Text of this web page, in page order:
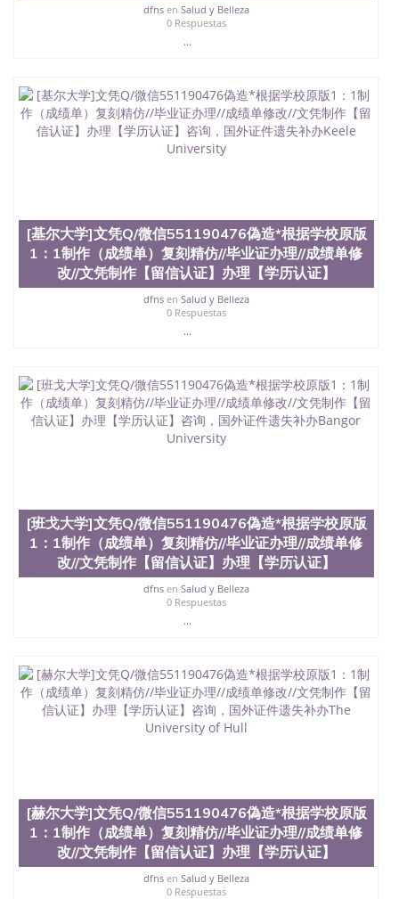
dfnsen Salud y Belleza
0 Respuestas
...
[基尔大学]文凭Q/微信551190476偽造*根据学校原版
1：1制作（成绩单）复刻精仿//毕业证办理//成绩单修
改//文凭制作【留信认证】办理【学历认证】
dfnsen Salud y Belleza
0 Respuestas
...
[班戈大学]文凭Q/微信551190476偽造*根据学校原版
1：1制作（成绩单）复刻精仿//毕业证办理//成绩单修
改//文凭制作【留信认证】办理【学历认证】
dfnsen Salud y Belleza
0 Respuestas
...
[赫尔大学]文凭Q/微信551190476偽造*根据学校原版
1：1制作（成绩单）复刻精仿//毕业证办理//成绩单修
改//文凭制作【留信认证】办理【学历认证】
dfnsen Salud y Belleza
0 Respuestas